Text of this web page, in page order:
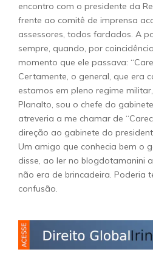
encontro com o presidente da
frente ao comitê de imprensa
assessores, todos fardados. A
sempre, quando, por
momento que ele passava:
Certamente, o general, que era
estamos em pleno regime
Planalto, sou o chefe do
atreveria a me chamar de
direção ao gabinete do
Um amigo que conhecia bem o
disse, ao ler no blogdotamanini
não era de brincadeira. Poderia
confusão.